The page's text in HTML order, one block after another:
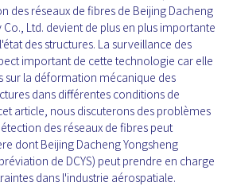
des réseaux de fibres de Beijing Dacheng
Ltd. devient de plus en plus importante
des structures. La surveillance des
important de cette technologie car elle
la déformation mécanique des
dans différentes conditions de
article, nous discuterons des problèmes
des réseaux de fibres peut
dont Beijing Dacheng Yongsheng
de DCYS) peut prendre en charge
dans l'industrie aérospatiale.